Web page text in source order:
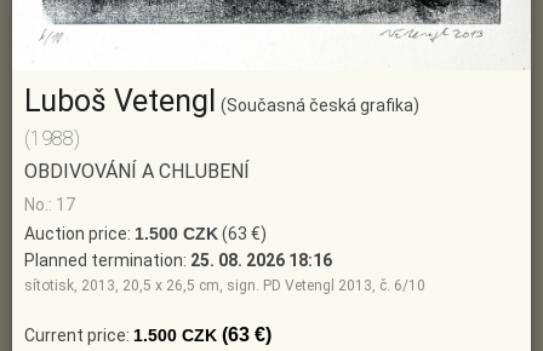
Luboš Vetengl (Současná česká grafika)
(1988)
OBDIVOVÁNÍ A CHLUBENÍ
No.: 17
Auction price: 1.500 CZK(63 €)
Planned termination: 25. 08. 2026 18:16
sítotisk, 2013, 20,5 x 26,5 cm, sign. PD Vetengl 2013, č. 6/10
Current price: 1.500 CZK (63 €)